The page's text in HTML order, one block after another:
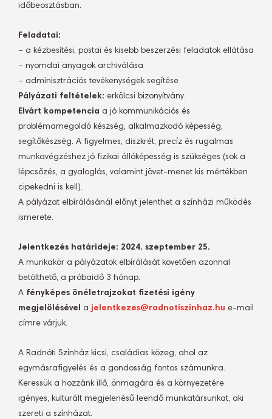
időbeosztásban.
Feladatai:
– a kézbesítési, postai és kisebb beszerzési feladatok ellátása
– nyomdai anyagok archiválása
– adminisztrációs tevékenységek segítése
Pályázati feltételek: erkölcsi bizonyítvány.
Elvárt kompetencia a jó kommunikációs és
problémamegoldó készség, alkalmazkodó képesség,
segítőkészség. A figyelmes, diszkrét, precíz és rugalmas
munkavégzéshez jó fizikai állóképesség is szükséges (sok a
lépcsőzés, a gyaloglás, valamint jövet-menet kis mértékben
cipekedni is kell).
A pályázat elbírálásánál előnyt jelenthet a színházi működés
ismerete.
Jelentkezés határideje: 2024. szeptember 25.
A munkakör a pályázatok elbírálását követően azonnal
betölthető, a próbaidő 3 hónap.
A fényképes önéletrajzokat fizetési igény
megjelölésével a jelentkezes@radnotiszinhaz.hu e-mail
címre várjuk.
A Radnóti Színház kicsi, családias közeg, ahol az
egymásrafigyelés és a gondosság fontos számunkra.
Keressük a hozzánk illő, önmagára és a környezetére
igényes, kulturált megjelenésű leendő munkatársunkat, aki
szereti a színházat.